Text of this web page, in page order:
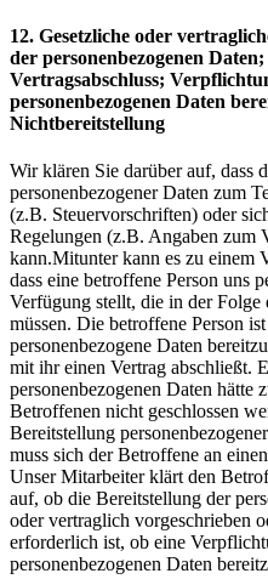
12. Gesetzliche oder
der personenbezogenen
Vertragsabschluss;
personenbezogenen Daten
Nichtbereitstellung
Wir klären Sie darüber auf, dass
personenbezogener Daten zum
(z.B. Steuervorschriften) oder
Regelungen (z.B. Angaben zum
kann.Mitunter kann es zu einem
dass eine betroffene Person uns
Verfügung stellt, die in der Folge
müssen. Die betroffene Person
personenbezogene Daten
mit ihr einen Vertrag abschließt.
personenbezogenen Daten hätte
Betroffenen nicht geschlossen
Bereitstellung
muss sich der Betroffene an
Unser Mitarbeiter klärt den
auf, ob die Bereitstellung der
oder vertraglich vorgeschrieben
erforderlich ist, ob eine
personenbezogenen Daten